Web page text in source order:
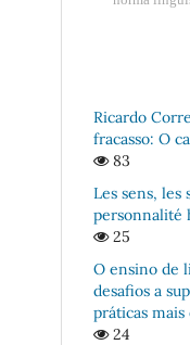
Ricardo
fracasso: O
83
Les sens, les
personnalité
25
O ensino de
desafios a
práticas
24